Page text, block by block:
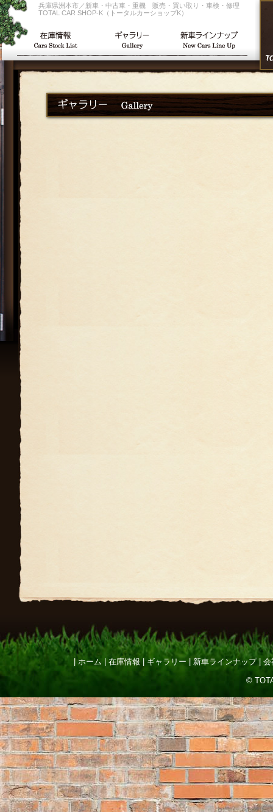
兵庫県洲本市／新車・中古車・重機 販売・買い取り・車検・修理
TOTAL CAR SHOP-K（トータルカーショップK）
ホーム 在庫情報 ギャラリー 新車ラインナップ 会
©